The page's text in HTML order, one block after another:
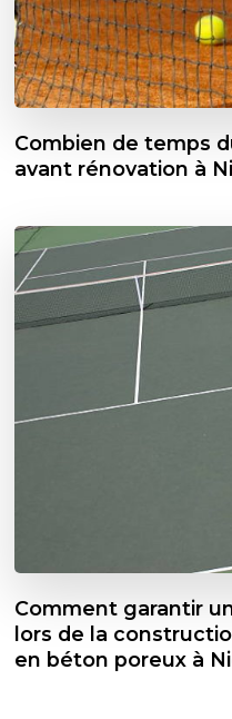
Combien de temps
avant rénovation à
Comment garantir
lors de la
en béton poreux à